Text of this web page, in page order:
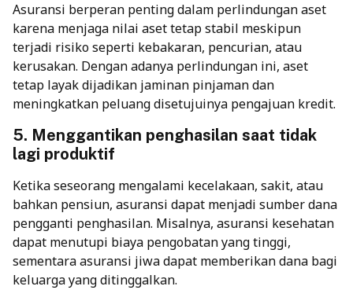
Asuransi berperan penting dalam perlindungan aset
karena menjaga nilai aset tetap stabil meskipun
terjadi risiko seperti kebakaran, pencurian, atau
kerusakan. Dengan adanya perlindungan ini, aset
tetap layak dijadikan jaminan pinjaman dan
meningkatkan peluang disetujuinya pengajuan kredit.
5. Menggantikan penghasilan saat tidak
lagi produktif
Ketika seseorang mengalami kecelakaan, sakit, atau
bahkan pensiun, asuransi dapat menjadi sumber dana
pengganti penghasilan. Misalnya, asuransi kesehatan
dapat menutupi biaya pengobatan yang tinggi,
sementara asuransi jiwa dapat memberikan dana bagi
keluarga yang ditinggalkan.